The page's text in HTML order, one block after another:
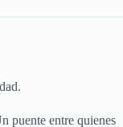
puente entre quienes